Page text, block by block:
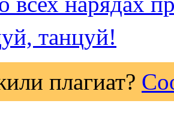
танцуй!
плагиат?